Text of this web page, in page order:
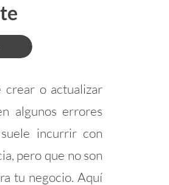
o actualizar
algunos errores
incurrir con
pero que no son
tu negocio. Aquí